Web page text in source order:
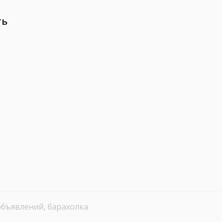
барахолка